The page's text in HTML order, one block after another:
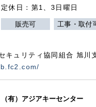
定休日：第1、3日曜日
販売可 工事・取付
キュリティ協同組合 旭川
（有）アジアキーセンター